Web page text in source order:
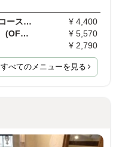
1カラーorラメグラorホイル 10本コース(OFF代￥0)
¥ 4,400
FOOTジェル 1カラー10本コース (OFF代￥0)
¥ 5,570
¥ 2,790
すべてのメニューを見る